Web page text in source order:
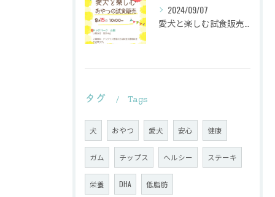
2024/09/07
愛犬と楽しむ試食販売会を行います。
タグ Tags
犬 おやつ 愛犬 安心 健康
ガム チップス ヘルシー ステーキ
栄養 DHA 低脂肪